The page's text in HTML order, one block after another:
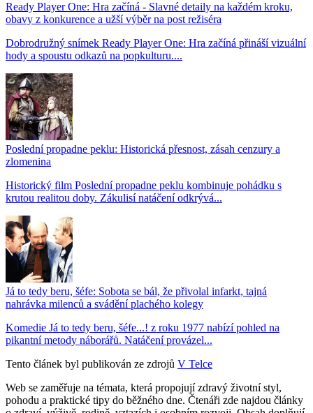
Ready Player One: Hra začíná - Slavné detaily na každém kroku,
obavy z konkurence a užší výběr na post režiséra
Dobrodružný snímek Ready Player One: Hra začíná přináší vizuální
hody a spoustu odkazů na popkulturu....
Poslední propadne peklu: Historická přesnost, zásah cenzury a
zlomenina
Historický film Poslední propadne peklu kombinuje pohádku s
krutou realitou doby. Zákulisí natáčení odkrývá...
Já to tedy beru, šéfe: Sobota se bál, že přivolal infarkt, tajná
nahrávka milenců a svádění plachého kolegy
Komedie Já to tedy beru, šéfe...! z roku 1977 nabízí pohled na
pikantní metody náborářů. Natáčení provázel...
Tento článek byl publikován ze zdrojů V Telce
Web se zaměřuje na témata, která propojují zdravý životní styl,
pohodu a praktické tipy do běžného dne. Čtenáři zde najdou články